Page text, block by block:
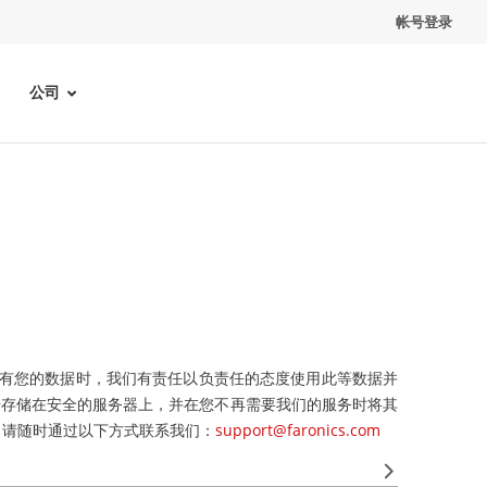
帐号登录
公司
您的数据时，我们有责任以负责任的态度使用此等数据并
储在安全的服务器上，并在您不再需要我们的服务时将其
随时通过以下方式联系我们： support@faronics.com